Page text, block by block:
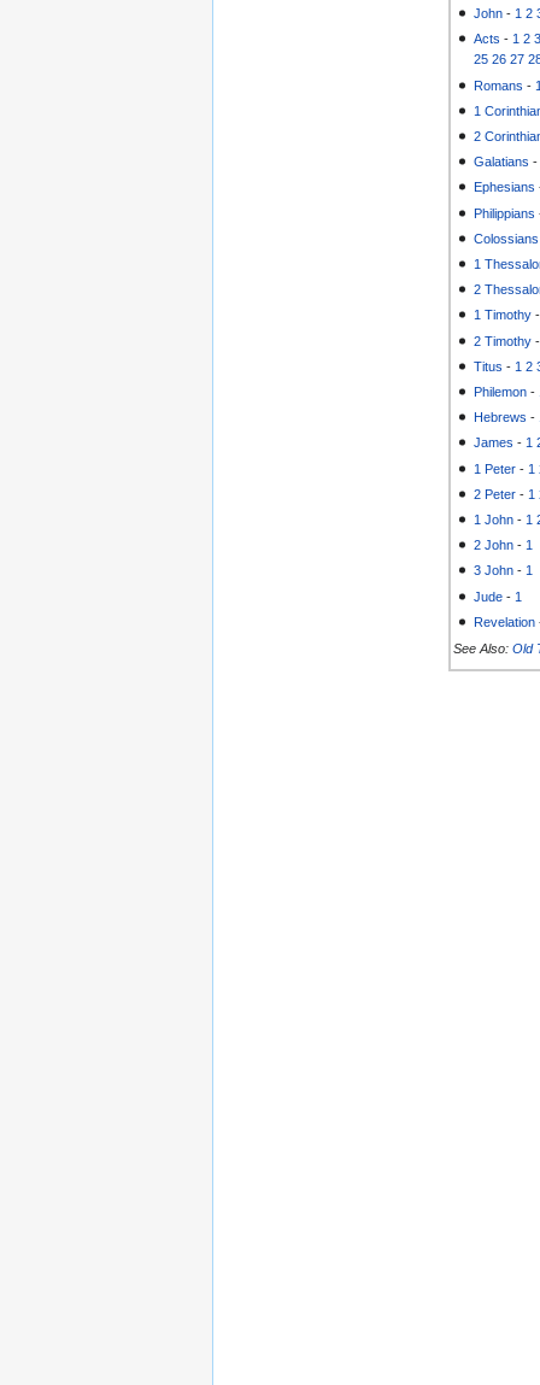
John - 1 2
Acts -1 2
25 26 27
Romans -
1
2
Galatians
Ephesians
Philippians
Colossians
1
2
1 Timothy
2 Timothy
Titus - 1 2
Philemon -
Hebrews -
James -1
1 Peter - 1
2 Peter - 1
1 John - 1
2 John - 1
3 John -1
Jude - 1
Revelation
See Also: Old